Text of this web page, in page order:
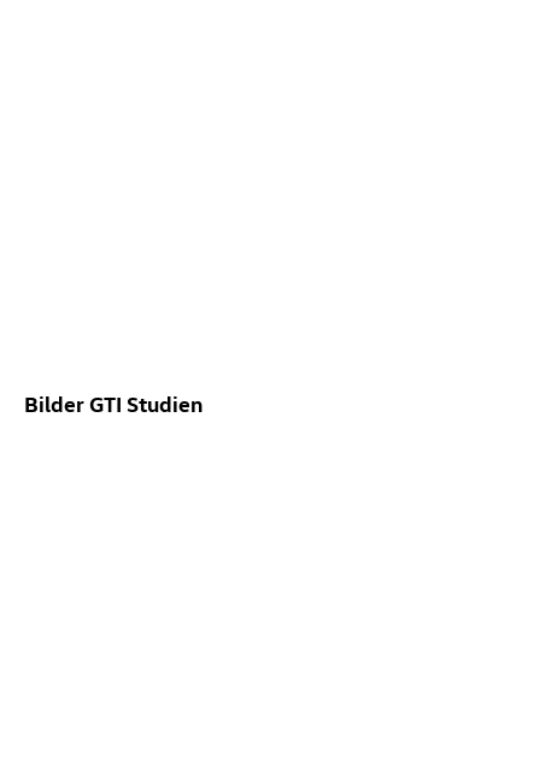
Bilder GTI Studien